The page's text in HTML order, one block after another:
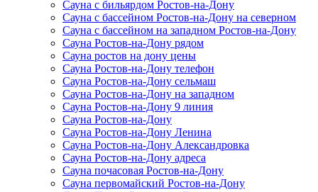
Сауна с бильярдом Ростов-на-Дону
Сауна с бассейном Ростов-на-Дону на северном
Сауна с бассейном на западном Ростов-на-Дону
Сауна Ростов-на-Дону рядом
Сауна ростов на дону цены
Сауна Ростов-на-Дону телефон
Сауна Ростов-на-Дону сельмаш
Сауна Ростов-на-Дону на западном
Сауна Ростов-на-Дону 9 линия
Сауна Ростов-на-Дону
Сауна Ростов-на-Дону Ленина
Сауна Ростов-на-Дону Александровка
Сауна Ростов-на-Дону адреса
Сауна почасовая Ростов-на-Дону
Сауна первомайский Ростов-на-Дону